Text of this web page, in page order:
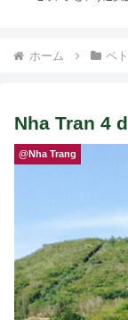
ホーム ベ
Nha Tran
@Nha Trang